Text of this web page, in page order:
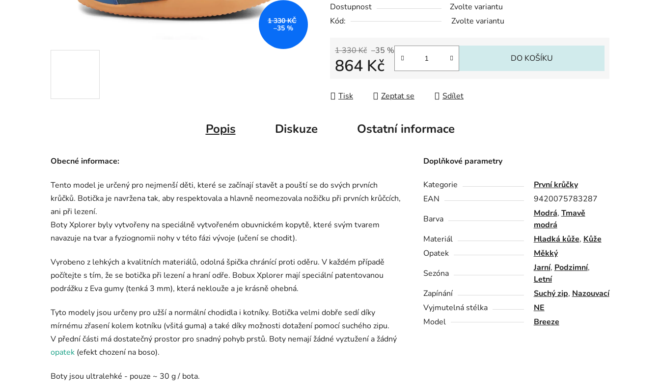
Dostupnost
Zvolte variantu
Kód:
Zvolte variantu
1 330 Kč –35 %
864 Kč DO KOŠÍKU
Tisk Zeptat se Sdílet
1 330 KČ
–35 %
Popis Diskuze Ostatní informace
Obecné informace:
Tento model je určený pro nejmenší děti, které se začínají stavět a pouští se do svých prvních
krůčků. Botička je navržena tak, aby respektovala a hlavně neomezovala nožičku při prvních krůčcích,
ani při lezení.
Boty Xplorer byly vytvořeny na speciálně vytvořeném obuvnickém kopytě, které svým tvarem
navazuje na tvar a fyziognomii nohy v této fázi vývoje (učení se chodit).
Vyrobeno z lehkých a kvalitních materiálů, odolná špička chránící proti oděru. V každém případě
počítejte s tím, že se botička při lezení a hraní odře. Bobux Xplorer mají speciální patentovanou
podrážku z Eva gumy (tenká 3 mm), která neklouže a je krásně ohebná.
Tyto modely jsou určeny pro užší a normální chodidla i kotníky. Botička velmi dobře sedí díky
mírnému zřasení kolem kotníku (všitá guma) a také díky možnosti dotažení pomocí suchého zipu.
V přední části má dostatečný prostor pro snadný pohyb prstů. Boty nemají žádné vyztužení a žádný
opatek (efekt chození na boso).
Boty jsou ultralehké - pouze ~ 30 g / bota.
Doplňkové parametry
Kategorie
První krůčky
EAN
9420075783287
Barva
Modrá, Tmavě
modrá
Materiál
Hladká kůže, Kůže
Opatek
Měkký
Sezóna
Jarní, Podzimní,
Letní
Zapínání
Suchý zip, Nazouvací
Vyjmutelná stélka
NE
Model
Breeze